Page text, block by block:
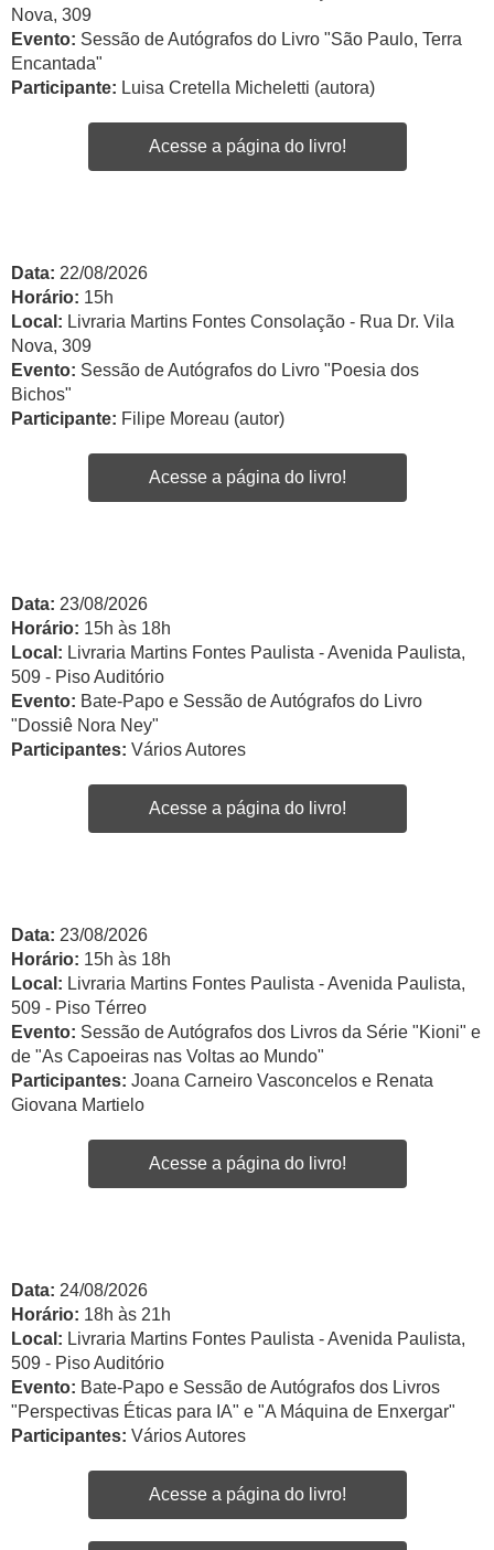
Nova, 309
Evento: Sessão de Autógrafos do Livro "São Paulo, Terra
Encantada"
Participante: Luisa Cretella Micheletti (autora)
Acesse a página do livro!
Data: 22/08/2026
Horário: 15h
Local: Livraria Martins Fontes Consolação - Rua Dr. Vila
Nova, 309
Evento: Sessão de Autógrafos do Livro "Poesia dos
Bichos"
Participante: Filipe Moreau (autor)
Acesse a página do livro!
Data: 23/08/2026
Horário: 15h às 18h
Local: Livraria Martins Fontes Paulista - Avenida Paulista,
509 - Piso Auditório
Evento: Bate-Papo e Sessão de Autógrafos do Livro
"Dossiê Nora Ney"
Participantes: Vários Autores
Acesse a página do livro!
Data: 23/08/2026
Horário: 15h às 18h
Local: Livraria Martins Fontes Paulista - Avenida Paulista,
509 - Piso Térreo
Evento: Sessão de Autógrafos dos Livros da Série "Kioni" e
de "As Capoeiras nas Voltas ao Mundo"
Participantes: Joana Carneiro Vasconcelos e Renata
Giovana Martielo
Acesse a página do livro!
Data: 24/08/2026
Horário: 18h às 21h
Local: Livraria Martins Fontes Paulista - Avenida Paulista,
509 - Piso Auditório
Evento: Bate-Papo e Sessão de Autógrafos dos Livros
"Perspectivas Éticas para IA" e "A Máquina de Enxergar"
Participantes: Vários Autores
Acesse a página do livro!